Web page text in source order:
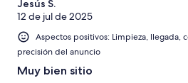
Normal
Mediocre
puntuación
de
Horrible
Jesús S.
12 de jul de 2025
Aspectos positivos: Limpieza, llegada,
precisión del anuncio
Muy bien sitio